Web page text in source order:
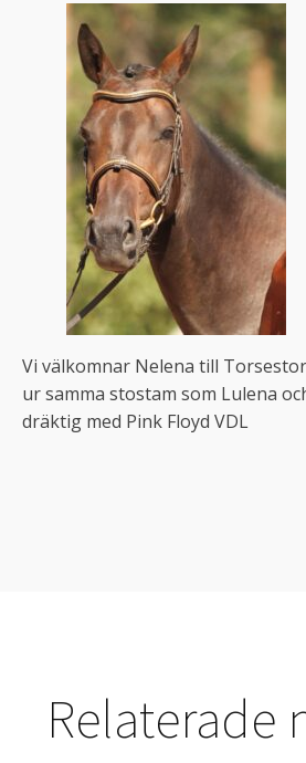
Vi välkomnar Nelena till
ur samma stostam som Lulena
dräktig med Pink Floyd VDL
Relaterade